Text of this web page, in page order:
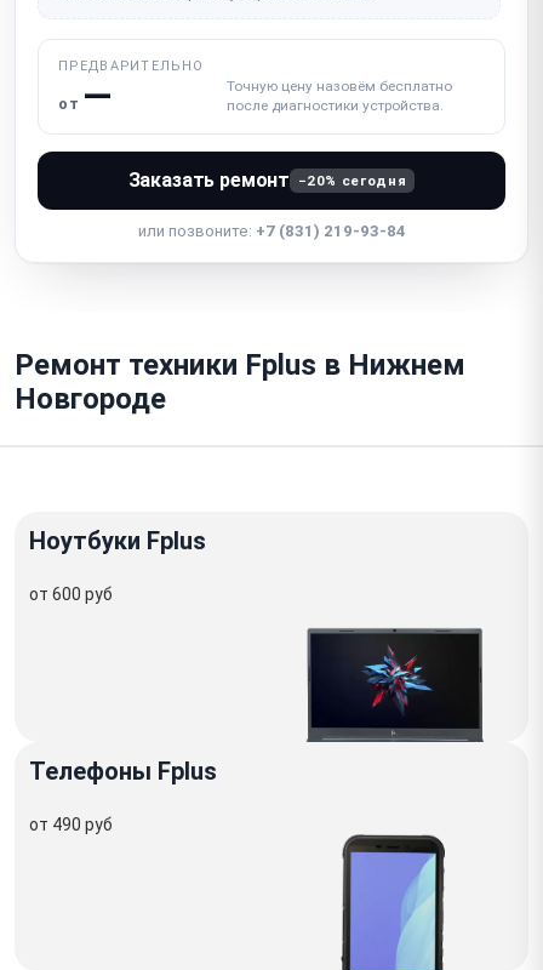
ПРЕДВАРИТЕЛЬНО
от —
Точную цену назовём бесплатно
после диагностики устройства.
Заказать ремонт −20% сегодня
или позвоните: +7 (831) 219-93-84
Ремонт техники Fplus в Нижнем
Новгороде
Ноутбуки Fplus
от 600 руб
Телефоны Fplus
от 490 руб